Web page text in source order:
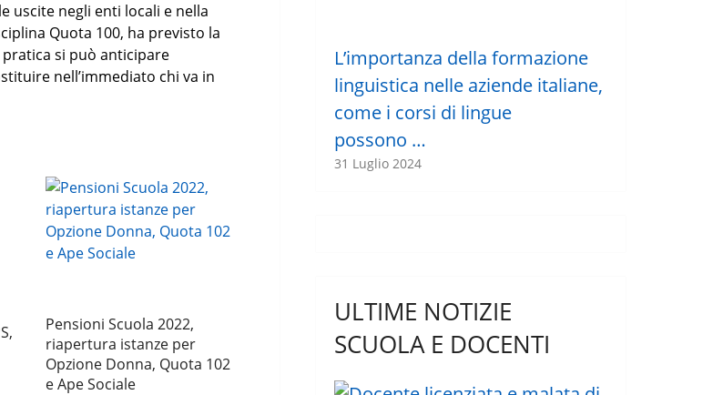
uscite negli enti locali e nella
Quota 100, ha previsto la
si può anticipare
nell’immediato chi va in
Pensioni Scuola 2022,
riapertura istanze per
Opzione Donna, Quota 102
e Ape Sociale
L’importanza della formazione
linguistica nelle aziende italiane,
come i corsi di lingue
possono …
31 Luglio 2024
ULTIME NOTIZIE
SCUOLA E DOCENTI